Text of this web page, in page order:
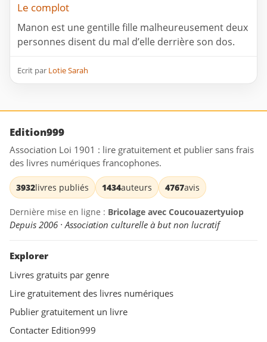
Le complot
Manon est une gentille fille malheureusement deux
personnes disent du mal d’elle derrière son dos.
Ecrit par Lotie Sarah
Edition999
Association Loi 1901 : lire gratuitement et publier sans frais
des livres numériques francophones.
3932livres publiés 1434auteurs 4767avis
Dernière mise en ligne : Bricolage avec Coucouazertyuiop
Depuis 2006 · Association culturelle à but non lucratif
Explorer
Livres gratuits par genre
Lire gratuitement des livres numériques
Publier gratuitement un livre
Contacter Edition999